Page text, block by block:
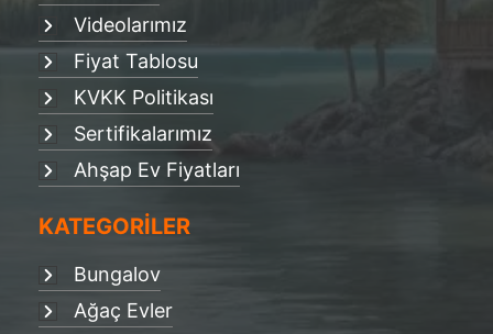
Videolarımız
Fiyat Tablosu
KVKK Politikası
Sertifikalarımız
Ahşap Ev Fiyatları
KATEGORİLER
Bungalov
Ağaç Evler